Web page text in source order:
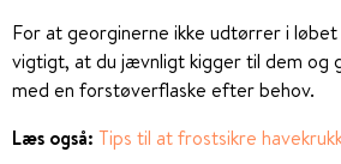
For at georginerne ikke udtørrer i
vigtigt, at du jævnligt kigger til dem og
med en forstøverflaske efter behov.
Læs også: Tips til at frostsikre